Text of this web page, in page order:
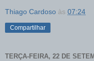
Thiago Cardoso às 07:24
Compartilhar
TERÇA-FEIRA, 22 DE